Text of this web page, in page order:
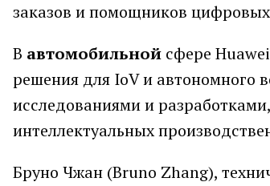
заказов и помощников
В автомобильной сфере
решения для IoV и автономного
исследованиями и
интеллектуальных
Бруно Чжан (Bruno Zhang),